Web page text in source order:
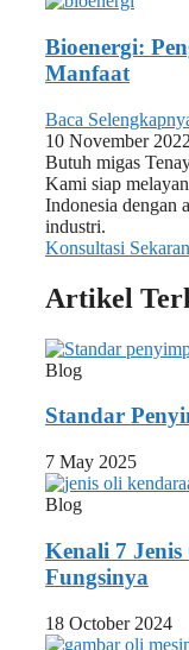
Bioenergi:
Manfaat
Baca
10 November 2022
Butuh migas
Kami siap
Indonesia dengan
industri.
Konsultasi
Artikel
Blog
Standar
7 May 2025
Blog
Kenali 7
Fungsinya
18 October 2024